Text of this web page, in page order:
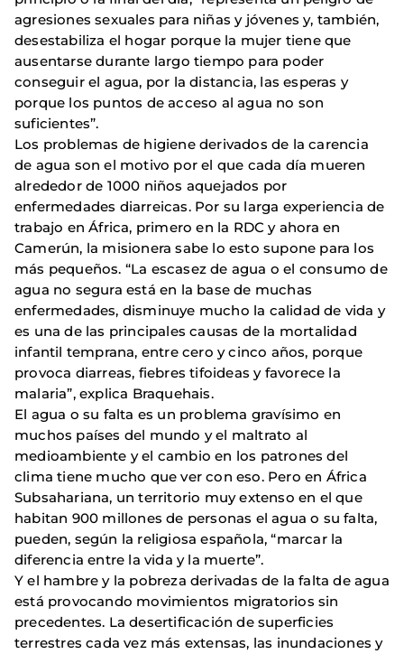
agresiones sexuales para niñas y jóvenes y, también,
desestabiliza el hogar porque la mujer tiene que
ausentarse durante largo tiempo para poder
conseguir el agua, por la distancia, las esperas y
porque los puntos de acceso al agua no son
suficientes”.
Los problemas de higiene derivados de la carencia
de agua son el motivo por el que cada día mueren
alrededor de 1000 niños aquejados por
enfermedades diarreicas. Por su larga experiencia de
trabajo en África, primero en la RDC y ahora en
Camerún, la misionera sabe lo esto supone para los
más pequeños. “La escasez de agua o el consumo de
agua no segura está en la base de muchas
enfermedades, disminuye mucho la calidad de vida y
es una de las principales causas de la mortalidad
infantil temprana, entre cero y cinco años, porque
provoca diarreas, fiebres tifoideas y favorece la
malaria”, explica Braquehais.
El agua o su falta es un problema gravísimo en
muchos países del mundo y el maltrato al
medioambiente y el cambio en los patrones del
clima tiene mucho que ver con eso. Pero en África
Subsahariana, un territorio muy extenso en el que
habitan 900 millones de personas el agua o su falta,
pueden, según la religiosa española, “marcar la
diferencia entre la vida y la muerte”.
Y el hambre y la pobreza derivadas de la falta de agua
está provocando movimientos migratorios sin
precedentes. La desertificación de superficies
terrestres cada vez más extensas, las inundaciones y